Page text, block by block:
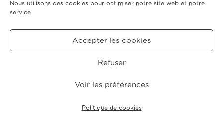
Nous utilisons des cookies pour optimiser notre site web et notre
service.
Accepter les cookies
Refuser
Voir les préférences
Politique de cookies